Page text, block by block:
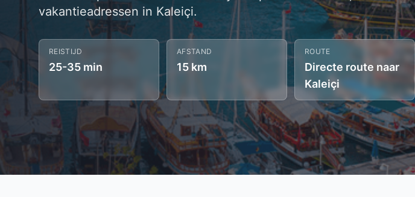
vakantieadressen in Kaleiçi.
REISTIJD
25-35 min
AFSTAND
15 km
ROUTE
Directe route naar
Kaleiçi